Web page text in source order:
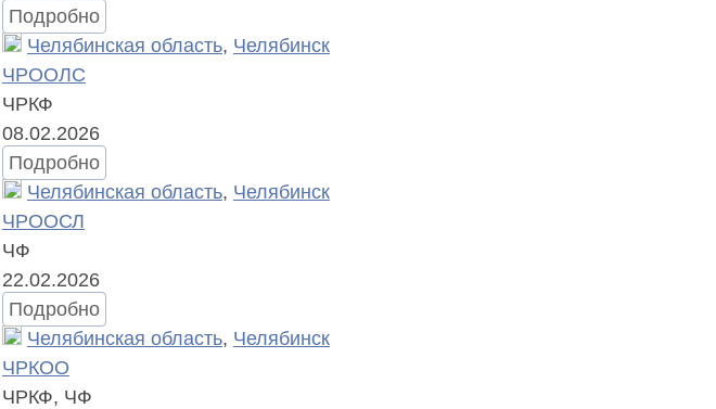
Подробно
Челябинская область, Челябинск
ЧРООЛС
ЧРКФ
08.02.2026
Подробно
Челябинская область, Челябинск
ЧРООСЛ
ЧФ
22.02.2026
Подробно
Челябинская область, Челябинск
ЧРКОО
ЧРКФ, ЧФ